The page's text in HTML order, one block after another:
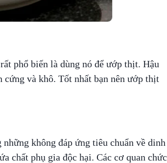
phổ biến là dùng nó để ướp thịt. Hậu
cứng và khô. Tốt nhất bạn nên ướp thịt
không đáp ứng tiêu chuẩn về dinh
chất phụ gia độc hại. Các cơ quan chức